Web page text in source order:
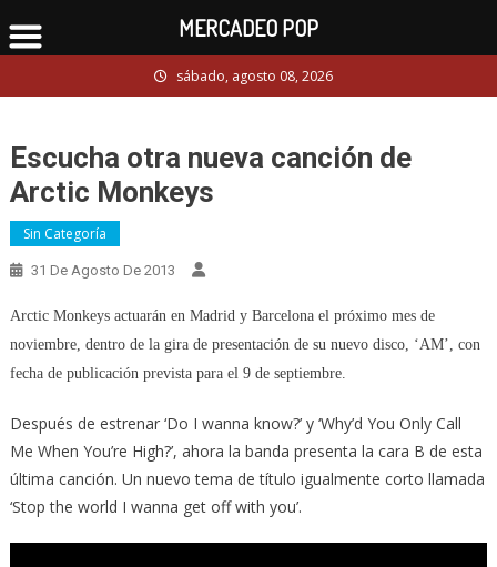
to
sábado, agosto 08, 2026
Escucha otra nueva canción de
Arctic Monkeys
Sin Categoría
31 De Agosto De 2013
Arctic Monkeys actuarán en Madrid y Barcelona el próximo mes de
noviembre, dentro de la gira de presentación de su nuevo disco, ‘AM’, con
fecha de publicación prevista para el 9 de septiembre.
Después de estrenar ‘Do I wanna know?’ y ‘Why’d You Only Call
Me When You’re High?’, ahora la banda presenta la cara B de esta
última canción. Un nuevo tema de título igualmente corto llamada
‘Stop the world I wanna get off with you’.
MERCADEO POP